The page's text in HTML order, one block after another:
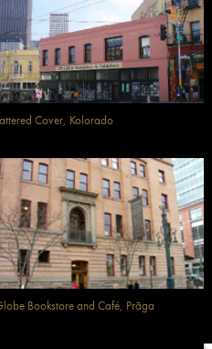
Cover, Kolorado
Bookstore and Café, Prāga